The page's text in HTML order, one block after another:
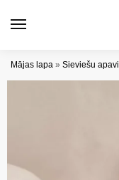
Mājas lapa » Sieviešu apavi